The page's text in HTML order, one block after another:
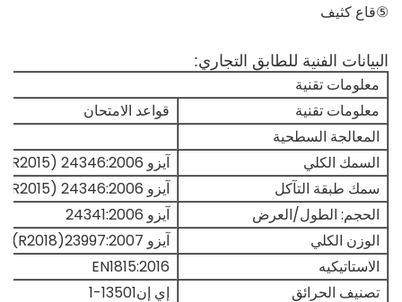
⑤قاع كثيف
البيانات الفنية للطابق التجاري:
معلومات تقنية
معلومات تقنية
قواعد الامتحان
المعالجة السطحية
السمك الكلي
آيزو 24346:2006 (R2015)
سمك طبقة التآكل
آيزو 24346:2006 (R2015)
الحجم: الطول/العرض
آيزو 24341:2006
الوزن الكلي
آيزو 23997:2007(R2018)
الاستاتيكيه
EN1815:2016
تصنيف الحرائق
إي إن13501-1